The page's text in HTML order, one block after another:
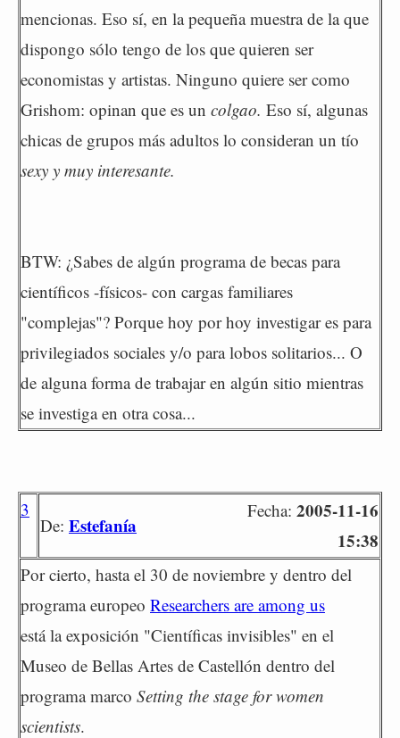
mencionas. Eso sí, en la pequeña muestra de la que
dispongo sólo tengo de los que quieren ser
economistas y artistas. Ninguno quiere ser como
Grishom: opinan que es un colgao. Eso sí, algunas
chicas de grupos más adultos lo consideran un tío
sexy y muy interesante.
BTW: ¿Sabes de algún programa de becas para
científicos -físicos- con cargas familiares
"complejas"? Porque hoy por hoy investigar es para
privilegiados sociales y/o para lobos solitarios... O
de alguna forma de trabajar en algún sitio mientras
se investiga en otra cosa...
3
De: Estefanía
Fecha: 2005-11-16
15:38
Por cierto, hasta el 30 de noviembre y dentro del
programa europeo Researchers are among us
está la exposición "Científicas invisibles" en el
Museo de Bellas Artes de Castellón dentro del
programa marco Setting the stage for women
scientists.